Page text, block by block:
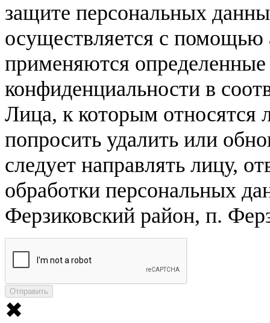
защите персональных
осуществляется с помощью
применяются
конфиденциальности в
Лица, к которым
попросить удалить или
следует направлять лицу,
обработки персональных
Ферзиковский район, п.
✖